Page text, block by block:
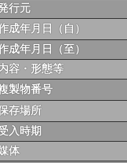
(29)
行元
成年月日（自）
成年月日（至）
容・形態等
製物番号
存場所
入時期
体